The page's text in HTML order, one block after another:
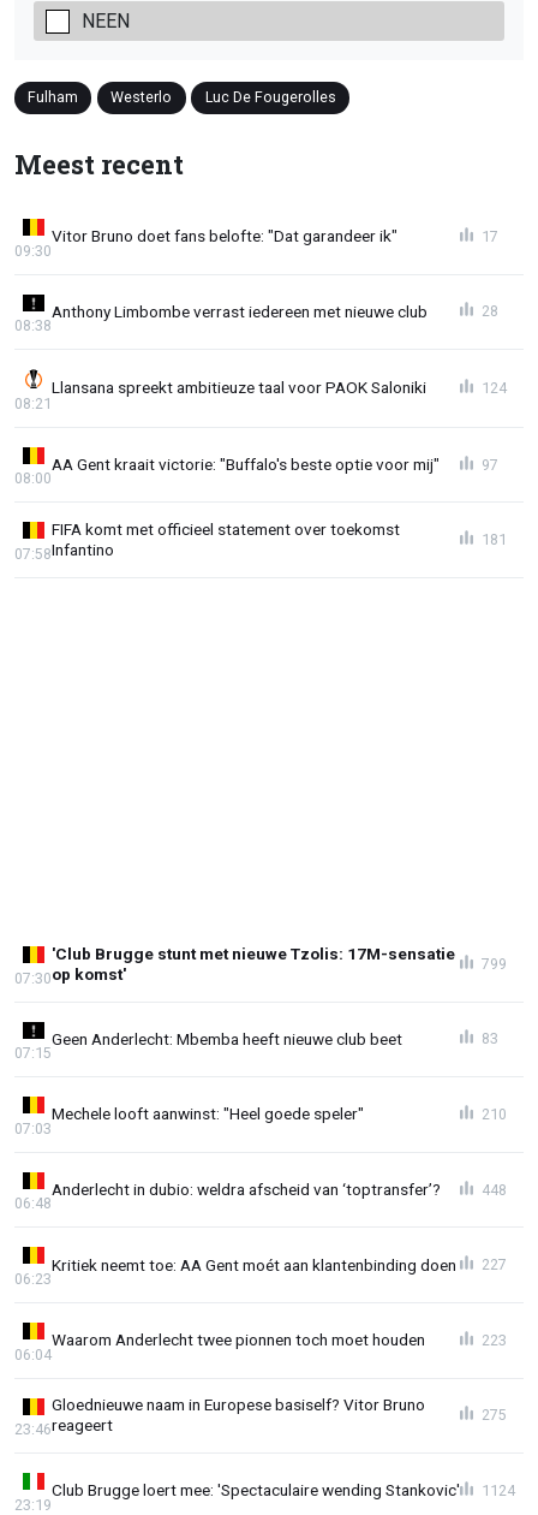
NEEN
Fulham Westerlo Luc De Fougerolles
Meest recent
Vitor Bruno doet fans belofte: "Dat garandeer ik"
09:30
17
Anthony Limbombe verrast iedereen met nieuwe club
08:38
28
Llansana spreekt ambitieuze taal voor PAOK Saloniki
08:21
124
AA Gent kraait victorie: "Buffalo's beste optie voor mij"
08:00
97
FIFA komt met officieel statement over toekomst
Infantino
07:58
181
'Club Brugge stunt met nieuwe Tzolis: 17M-sensatie
op komst'
07:30
799
Geen Anderlecht: Mbemba heeft nieuwe club beet
07:15
83
Mechele looft aanwinst: "Heel goede speler"
07:03
210
Anderlecht in dubio: weldra afscheid van ‘toptransfer’?
06:48
448
Kritiek neemt toe: AA Gent moét aan klantenbinding doen
06:23
227
Waarom Anderlecht twee pionnen toch moet houden
06:04
223
Gloednieuwe naam in Europese basiself? Vitor Bruno
reageert
23:46
275
Club Brugge loert mee: 'Spectaculaire wending Stankovic'
23:19
1124